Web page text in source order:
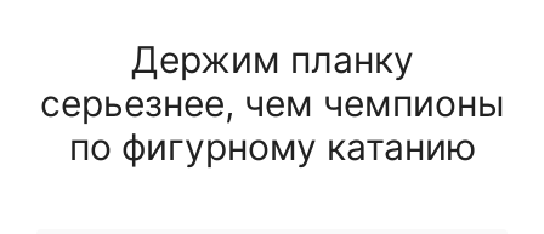
Держим планку
серьезнее, чем чемпионы
по фигурному катанию